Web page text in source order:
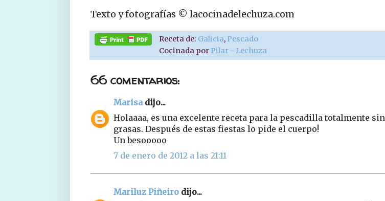
Texto y fotografías © lacocinadelechuza.com
Receta de: Galicia, Pescado
Cocinada por Pilar - Lechuza
66 comentarios:
Marisadijo...
Holaaaa, es una excelente receta para la pescadilla totalmente sin
grasas. Después de estas fiestas lo pide el cuerpo!
Un besooooo
7 de enero de 2012 a las 21:11
Mariluz Piñeiro dijo...